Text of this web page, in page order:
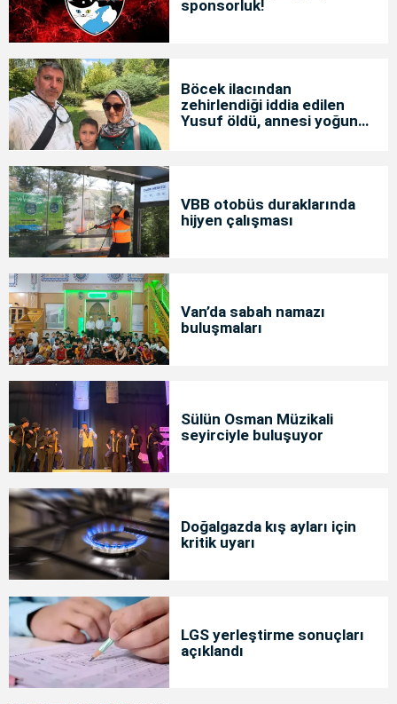
sponsorluk!
Böcek ilacından
zehirlendiği iddia edilen
Yusuf öldü, annesi yoğun
VBB otobüs duraklarında
hijyen çalışması
Van’da sabah namazı
buluşmaları
Sülün Osman Müzikali
seyirciyle buluşuyor
Doğalgazda kış ayları için
kritik uyarı
LGS yerleştirme sonuçları
açıklandı